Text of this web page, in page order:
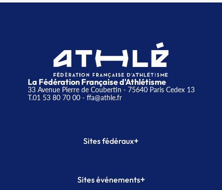
La Fédération Française d'Athlétisme
33 Avenue Pierre de Coubertin - 75640 Paris Cedex 13
T.01 53 80 70 00- ffa@athle.fr
Sites fédéraux+
Plateforme Formation
Sites événements+